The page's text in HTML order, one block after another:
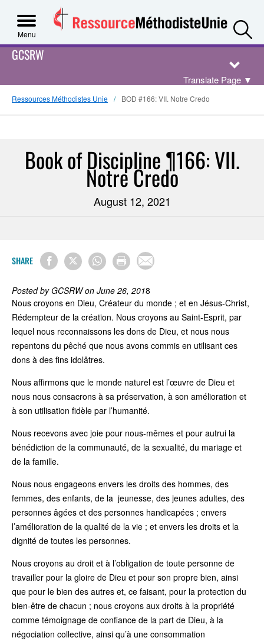
Menu
GCSRW
Translate Page ▼
Ressources Méthodistes Unie BOD #166: VII. Notre Credo
Book of Discipline ¶166: VII.
Notre Credo
August 12, 2021
SHARE
Posted by GCSRW on June 26, 2018
Nous croyons en Dieu, Créateur du monde ; et en Jésus-Christ,
Rédempteur de la création. Nous croyons au Saint-Esprit, par
lequel nous reconnaissons les dons de Dieu, et nous nous
repentons du pêché que nous avons commis en utilisant ces
dons à des fins idolâtres.
Nous affirmons que le monde naturel est l’œuvre de Dieu et
nous nous consacrons à sa préservation, à son amélioration et
à son utilisation fidèle par l’humanité.
Nous recevons avec joie pour nous-mêmes et pour autrui la
bénédiction de la communauté, de la sexualité, du mariage et
de la famille.
Nous nous engageons envers les droits des hommes, des
femmes, des enfants, de la jeunesse, des jeunes adultes, des
personnes âgées et des personnes handicapées ; envers
l’amélioration de la qualité de la vie ; et envers les droits et la
dignité de toutes les personnes.
Nous croyons au droit et à l’obligation de toute personne de
travailler pour la gloire de Dieu et pour son propre bien, ainsi
que pour le bien des autres et, ce faisant, pour la protection du
bien-être de chacun ; nous croyons aux droits à la propriété
comme témoignage de confiance de la part de Dieu, à la
négociation collective, ainsi qu’à une consommation